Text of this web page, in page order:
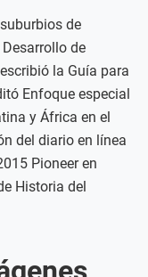
de
de
la Guía para
Enfoque especial
y África en el
del diario en línea
Pioneer en
Historia del